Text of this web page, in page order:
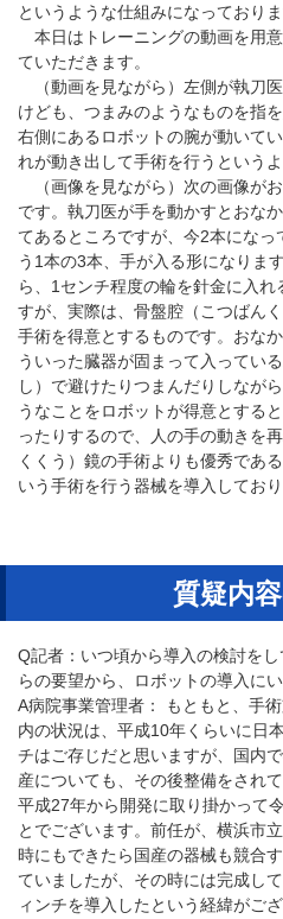
というような仕組みになっておりま
本日はトレーニングの動画を用
ていただきます。
（動画を見ながら）左側が執刀
けども、つまみのようなものを指
右側にあるロボットの腕が動いて
れが動き出して手術を行うというよ
（画像を見ながら）次の画像が
です。執刀医が手を動かすとおな
てあるところですが、今2本にな
う1本の3本、手が入る形になりま
ら、1センチ程度の輪を針金に入
すが、実際は、骨盤腔（こつばん
手術を得意とするものです。おな
ういった臓器が固まって入ってい
し）で避けたりつまんだりしなが
うなことをロボットが得意とする
ったりするので、人の手の動きを
くくう）鏡の手術よりも優秀であ
いう手術を行う器械を導入しており
質疑内
Q記者：いつ頃から導入の検討を
らの要望から、ロボットの導入にい
A病院事業管理者： もともと、手
内の状況は、平成10年くらいに日
チはご存じだと思いますが、国内
産についても、その後整備をされ
平成27年から開発に取り掛かって
とでございます。前任が、横浜市
時にもできたら国産の器械も競合
ていましたが、その時には完成し
ィンチを導入したという経緯がご